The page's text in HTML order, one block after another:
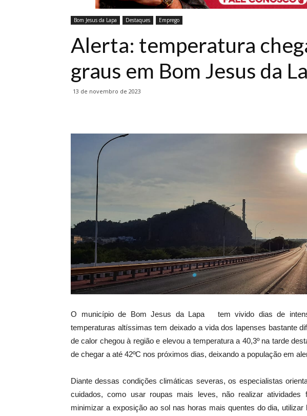
Bom Jesus da Lapa Destaques Emprego
Alerta: temperatura
graus em Bom Jesus da
13 de novembro de 2023
O município de Bom Jesus da Lapa tem vivido dias de
temperaturas altíssimas tem deixado a vida dos lapenses bastante
de calor chegou à região e elevou a temperatura a 40,3º na tarde
de chegar a até 42ºC nos próximos dias, deixando a população em
Diante dessas condições climáticas severas, os especialistas
cuidados, como usar roupas mais leves, não realizar atividades
minimizar a exposição ao sol nas horas mais quentes do dia,